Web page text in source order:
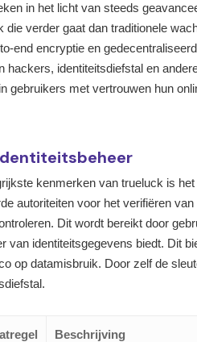
in het licht van steeds
die verder gaat dan traditionele
end encryptie en
hackers, identiteitsdiefstal en
gebruikers met vertrouwen hun
kenmerken van trueluck is
autoriteiten voor het verifiëren
Dit wordt bereikt door
van identiteitsgegevens biedt. Dit
op datamisbruik. Door zelf de
Beschrijving